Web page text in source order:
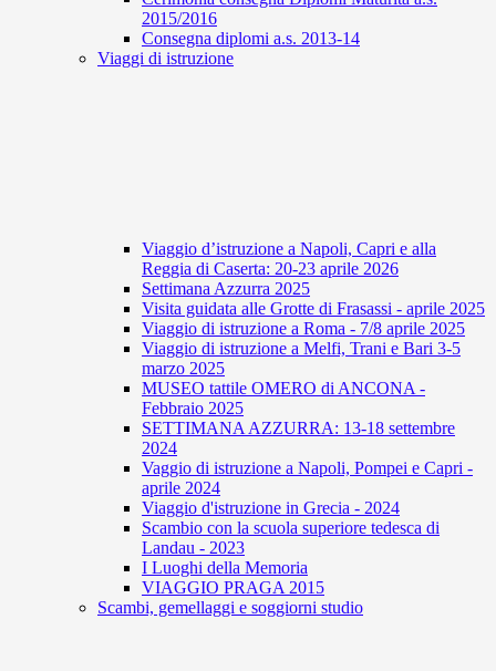
2015/2016
Consegna diplomi a.s. 2013-14
Viaggi di istruzione
Viaggio d’istruzione a Napoli, Capri e alla
Reggia di Caserta: 20-23 aprile 2026
Settimana Azzurra 2025
Visita guidata alle Grotte di Frasassi - aprile 2025
Viaggio di istruzione a Roma - 7/8 aprile 2025
Viaggio di istruzione a Melfi, Trani e Bari 3-5
marzo 2025
MUSEO tattile OMERO di ANCONA -
Febbraio 2025
SETTIMANA AZZURRA: 13-18 settembre
2024
Vaggio di istruzione a Napoli, Pompei e Capri -
aprile 2024
Viaggio d'istruzione in Grecia - 2024
Scambio con la scuola superiore tedesca di
Landau - 2023
I Luoghi della Memoria
VIAGGIO PRAGA 2015
Scambi, gemellaggi e soggiorni studio